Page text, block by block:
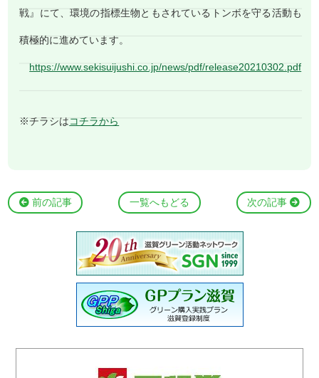
戦』にて、環境の指標生物ともされているトンボを守る活動も
積極的に進めています。
https://www.sekisuijushi.co.jp/news/pdf/release20210302.pdf
※チラシはコチラから
前の記事 一覧へもどる 次の記事